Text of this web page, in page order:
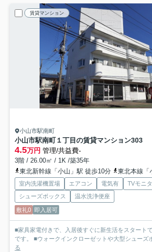
賃貸マンション
小山市駅南町
小山市駅南町１丁目の賃貸マンション303
4.5万円 管理/共益費-
3階 / 26.00㎡ / 1K /築35年
東北新幹線「小山」駅 徒歩10分
東北本線「
室内洗濯機置場 エアコン 電気有
TVモニ
シューズボックス
温水洗浄便座
敷礼0 即入居可
■家具家電付きで、入居後すぐに新生活をスタート
です。 ■ウォークインクローゼットや大型シューズ
る